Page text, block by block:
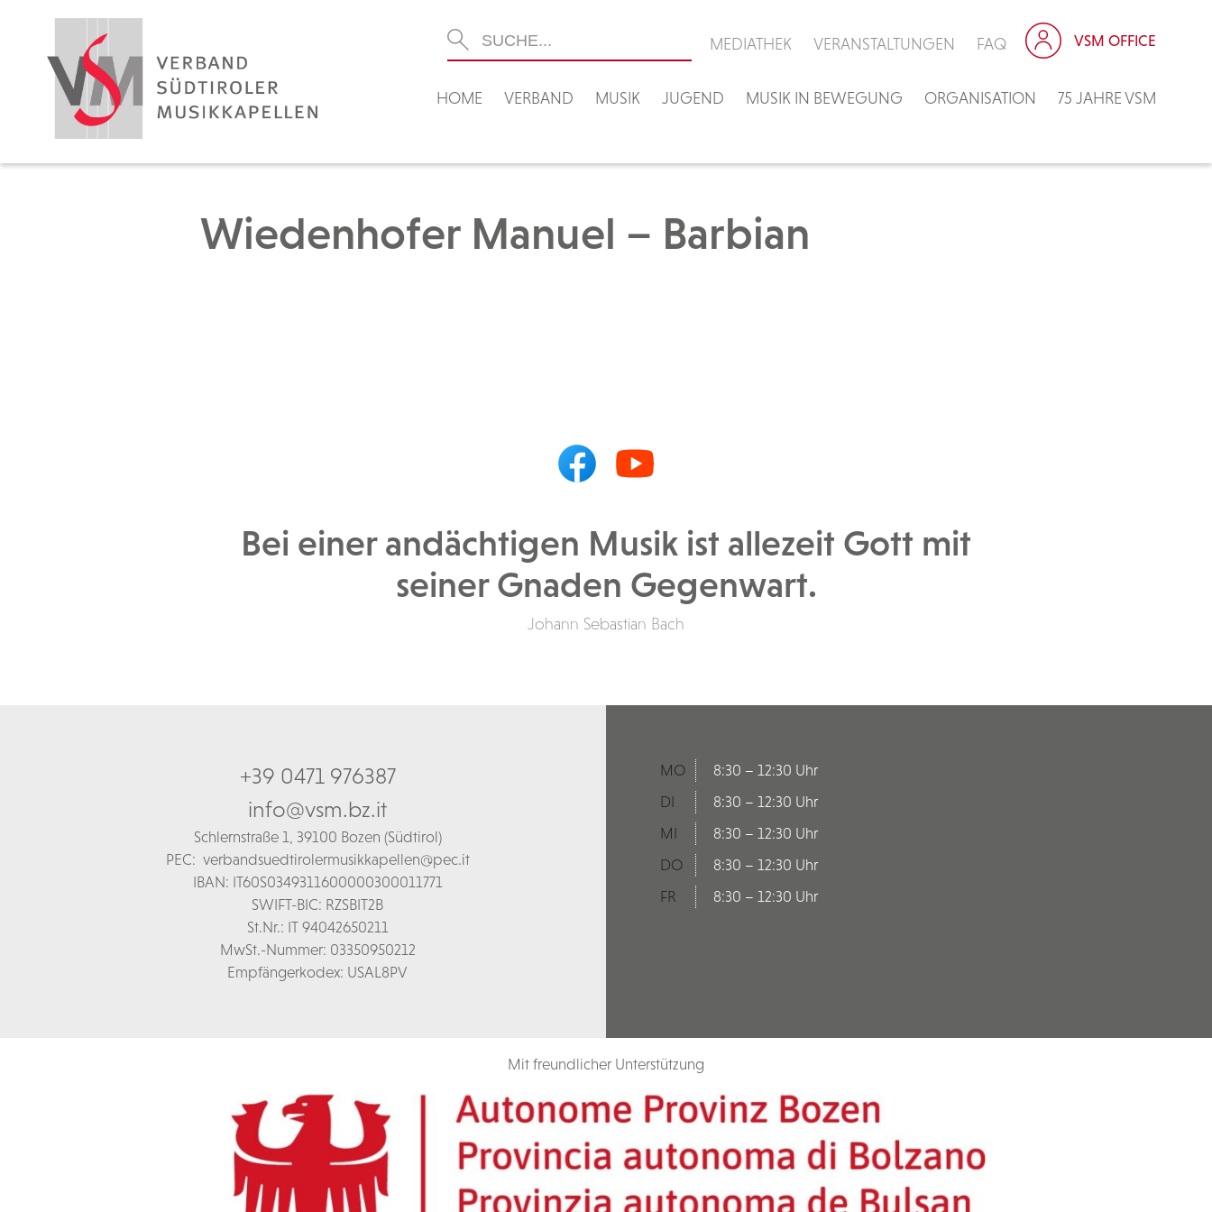
HOME VERBAND MUSIK JUGEND MUSIK IN BEWEGUNG ORGANISATION 75 JAHRE VSM
MEDIATHEK VERANSTALTUNGEN FAQ VSM OFFICE
Wiedenhofer Manuel – Barbian
Bei einer andächtigen Musik ist allezeit Gott mit
seiner Gnaden Gegenwart.
Johann Sebastian Bach
+39 0471 976387
info@vsm.bz.it
Schlernstraße 1, 39100 Bozen (Südtirol)
PEC: verbandsuedtirolermusikkapellen@pec.it
IBAN: IT60S0349311600000300011771
SWIFT-BIC: RZSBIT2B
St.Nr.: IT 94042650211
MwSt.-Nummer: 03350950212
Empfängerkodex: USAL8PV
MO
8:30 – 12:30 Uhr
DI
8:30 – 12:30 Uhr
MI
8:30 – 12:30 Uhr
DO
8:30 – 12:30 Uhr
FR
8:30 – 12:30 Uhr
Mit freundlicher Unterstützung